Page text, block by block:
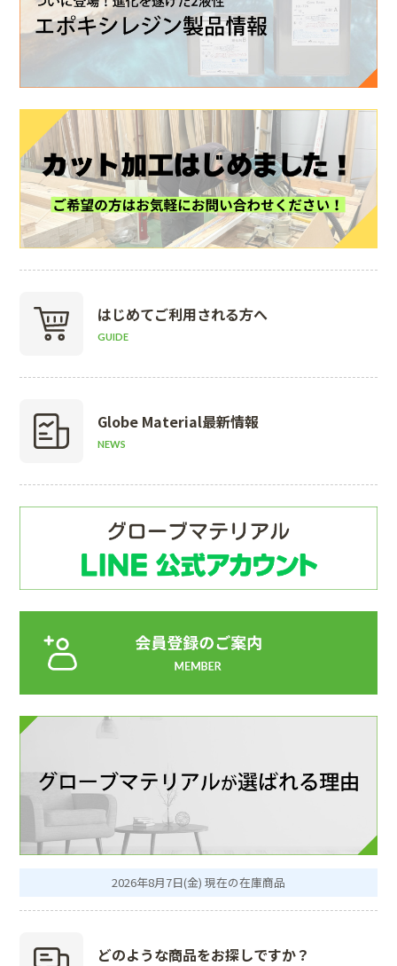
はじめてご利用される方へ
GUIDE
Globe Material最新情報
NEWS
2026年8月7日(金) 現在の在庫商品
どのような商品をお探しですか？